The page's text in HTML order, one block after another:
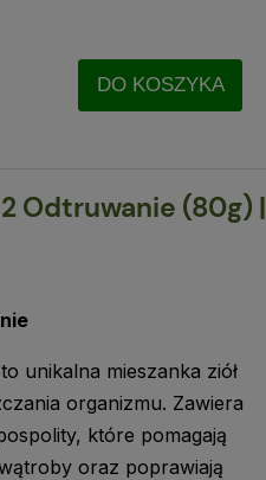
DO KOSZYKA
Odtruwanie (80g) |
unikalna mieszanka ziół
organizmu. Zawiera
które pomagają
oraz poprawiają